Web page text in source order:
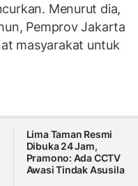
Menurut dia,
Pemprov Jakarta
masyarakat untuk
Lima Taman Resmi
Dibuka 24 Jam,
Pramono: Ada CCTV
Awasi Tindak Asusila